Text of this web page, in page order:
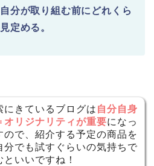
分が取り組む前にどれくら
定める。
にきているブログは 自分自身
オリジナリティが重要になっ
ので、紹介する予定の商品を
分でも試すぐらいの気持ちで
といいですね！